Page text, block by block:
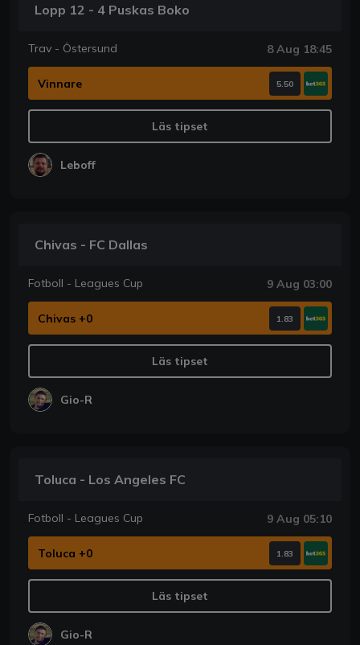
Lopp 12 - 4 Puskas Boko
Trav - Östersund 8 Aug 18:45
Vinnare 5.50
Läs tipset
Leboff
Chivas - FC Dallas
Fotboll - Leagues Cup 9 Aug 03:00
Chivas +0 1.83
Läs tipset
Gio-R
Toluca - Los Angeles FC
Fotboll - Leagues Cup 9 Aug 05:10
Toluca +0 1.83
Läs tipset
Gio-R